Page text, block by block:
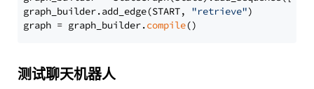
graph_builder.add_edge(START, "retrieve")
graph = graph_builder.compile
测试聊天机器人